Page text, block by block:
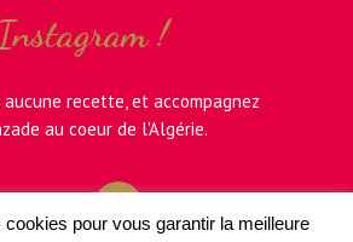
Instagram !
aucune recette, et accompagnez
au coeur de l'Algérie.
pour vous garantir la meilleure